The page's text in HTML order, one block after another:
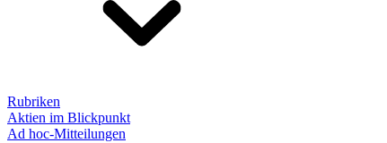
Rubriken
Aktien im Blickpunkt
Ad hoc-Mitteilungen